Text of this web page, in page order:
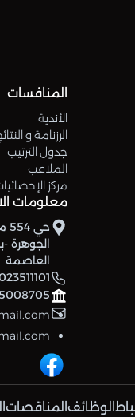
المنافسات
الأندية
الرزنامة و
جدول الترتيب
الملاعب
مركز
معلومات
الجوهرة -
العاصمة
الوظائف المناقصات